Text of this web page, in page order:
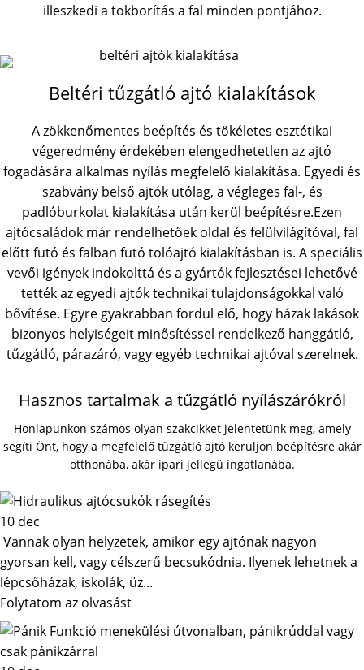
illeszkedi a tokborítás a fal minden pontjához.
Beltéri tűzgátló ajtó kialakítások
A zökkenőmentes beépítés és tökéletes esztétikai
végeredmény érdekében elengedhetetlen az ajtó
fogadására alkalmas nyílás megfelelő kialakítása. Egyedi és
szabvány belső ajtók utólag, a végleges fal-, és
padlóburkolat kialakítása után kerül beépítésre.Ezen
ajtócsaládok már rendelhetőek oldal és felülvilágítóval, fal
előtt futó és falban futó tolóajtó kialakításban is. A speciális
vevői igények indokolttá és a gyártók fejlesztései lehetővé
tették az egyedi ajtók technikai tulajdonságokkal való
bővítése. Egyre gyakrabban fordul elő, hogy házak lakások
bizonyos helyiségeit minősítéssel rendelkező hanggátló,
tűzgátló, párazáró, vagy egyéb technikai ajtóval szerelnek.
Hasznos tartalmak a tűzgátló nyílászárókról
Honlapunkon számos olyan szakcikket jelentetünk meg, amely
segíti Önt, hogy a megfelelő tűzgátló ajtó kerüljön beépítésre akár
otthonába, akár ipari jellegű ingatlanába.
10 dec
Vannak olyan helyzetek, amikor egy ajtónak nagyon
gyorsan kell, vagy célszerű becsukódnia. Ilyenek lehetnek a
lépcsőházak, iskolák, üz...
Folytatom az olvasást